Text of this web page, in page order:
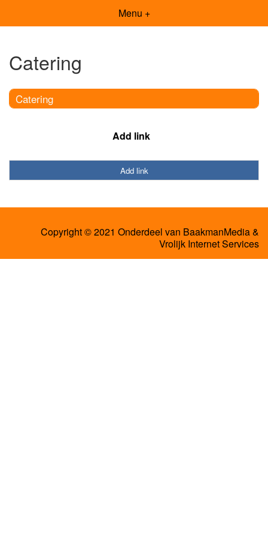
Menu +
Catering
Catering
Add link
Add link
Copyright © 2021 Onderdeel van BaakmanMedia&
Vrolijk Internet Services